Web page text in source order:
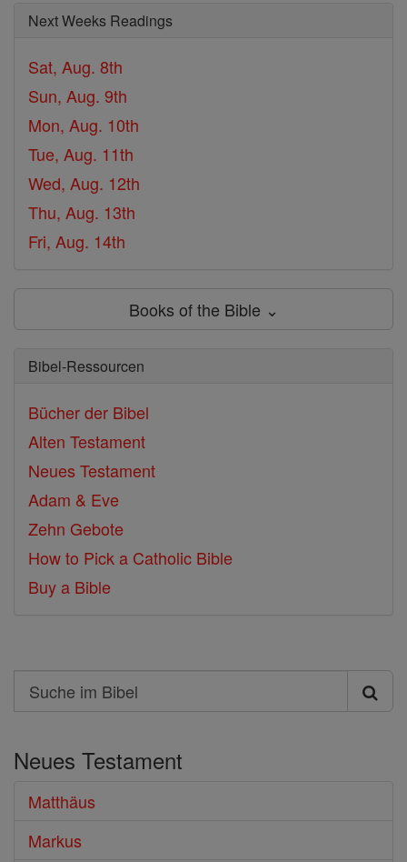
Next Weeks Readings
Sat, Aug. 8th
Sun, Aug. 9th
Mon, Aug. 10th
Tue, Aug. 11th
Wed, Aug. 12th
Thu, Aug. 13th
Fri, Aug. 14th
Books of the Bible ⌄
Bibel-Ressourcen
Bücher der Bibel
Alten Testament
Neues Testament
Adam & Eve
Zehn Gebote
How to Pick a Catholic Bible
Buy a Bible
Search
Suche
Bibel
Neues Testament
Matthäus
Markus